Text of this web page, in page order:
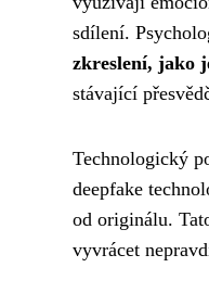
sdílení.
zkreslení, jako
stávající
Technologický
deepfake
od originálu.
vyvrácet